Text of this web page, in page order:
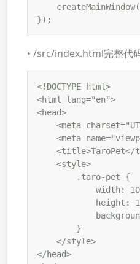
});
• /src/index.html完整代
<!DOCTYPE html>
<html lang="en">
<head>
<meta
<meta
<title>TaroPet</
    <style>
        .taro-pet {
width:
height:
        }
    </style>
</head>